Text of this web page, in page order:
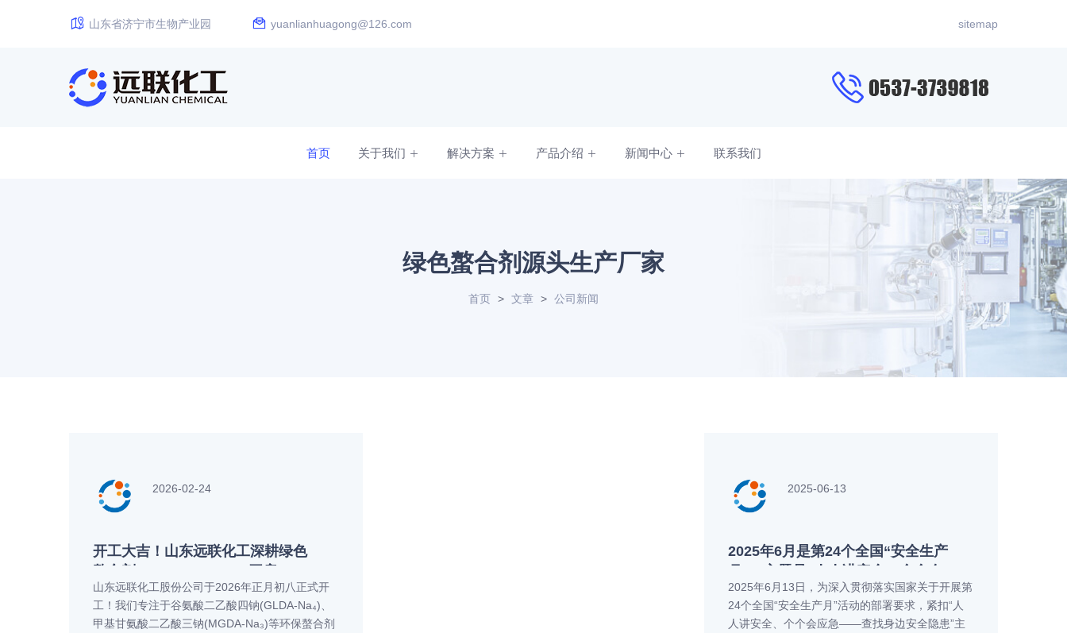
山东省济宁市生物产业园 yuanlianhuagong@126.com sitemap
首页 关于我们 解决方案 产品介绍 新闻中心 联系我们
绿色螯合剂源头生产厂家
首页 > 文章 > 公司新闻
2026-02-24
开工大吉！山东远联化工深耕绿色
新征程
山东远联化工股份公司于2026年正月初八正式开
工！我们专注于谷氨酸二乙酸四钠(GLDA-Na₄)、
甲基甘氨酸二乙酸三钠(MGDA-Na₃)等环保螯合剂
2025-06-13
2025年6月是第24个全国“安全生产
应急——查找身边安全隐患”
2025年6月13日，为深入贯彻落实国家关于开展第
24个全国“安全生产月”活动的部署要求，紧扣“人
人讲安全、个个会应急——查找身边安全隐患”主